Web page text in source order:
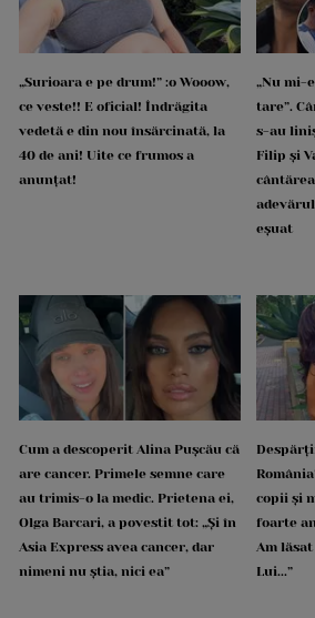
„Surioara e pe drum!” :o Wooow,
ce veste!! E oficial! Îndrăgita
vedetă e din nou însărcinată, la
40 de ani! Uite ce frumos a
anunțat!
„Nu mi-
tare”.
s-au
Filip și
eșuat
Cum a descoperit Alina Pușcău că
are cancer. Primele semne care
au trimis-o la medic. Prietena ei,
Olga Barcari, a povestit tot: „Și în
Asia Express avea cancer, dar
nimeni nu știa, nici ea”
copii și
foarte
Am
Lui...”